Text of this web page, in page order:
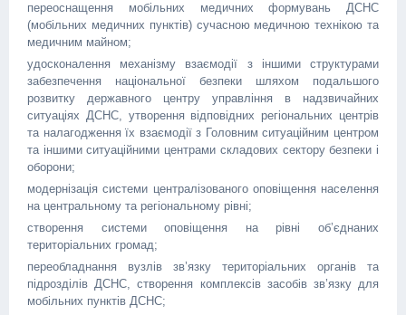
переоснащення мобільних медичних формувань ДСНС
(мобільних медичних пунктів) сучасною медичною технікою та
медичним майном;
удосконалення механізму взаємодії з іншими структурами
забезпечення національної безпеки шляхом подальшого
розвитку державного центру управління в надзвичайних
ситуаціях ДСНС, утворення відповідних регіональних центрів
та налагодження їх взаємодії з Головним ситуаційним центром
та іншими ситуаційними центрами складових сектору безпеки і
оборони;
модернізація системи централізованого оповіщення населення
на центральному та регіональному рівні;
створення системи оповіщення на рівні об’єднаних
територіальних громад;
переобладнання вузлів зв’язку територіальних органів та
підрозділів ДСНС, створення комплексів засобів зв’язку для
мобільних пунктів ДСНС;